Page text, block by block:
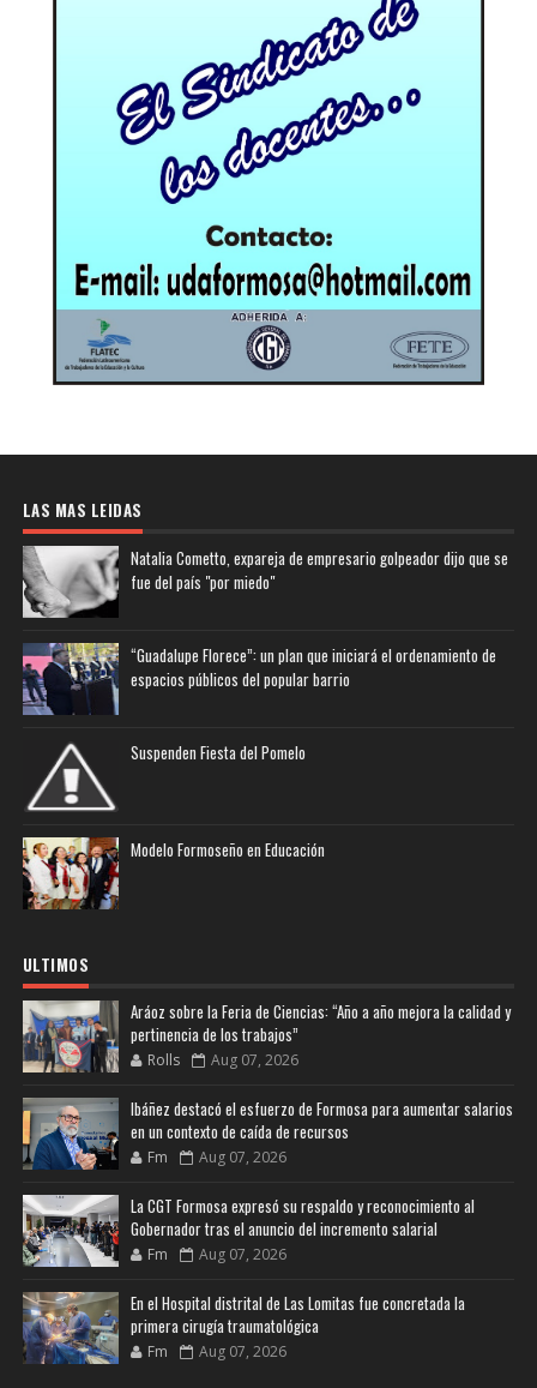
LAS MAS LEIDAS
Natalia Cometto, expareja de empresario golpeador dijo que se
fue del país "por miedo"
“Guadalupe Florece”: un plan que iniciará el ordenamiento de
espacios públicos del popular barrio
Suspenden Fiesta del Pomelo
Modelo Formoseño en Educación
ULTIMOS
Aráoz sobre la Feria de Ciencias: “Año a año mejora la calidad y
pertinencia de los trabajos”
Rolls Aug 07, 2026
Ibáñez destacó el esfuerzo de Formosa para aumentar salarios
en un contexto de caída de recursos
Fm Aug 07, 2026
La CGT Formosa expresó su respaldo y reconocimiento al
Gobernador tras el anuncio del incremento salarial
Fm Aug 07, 2026
En el Hospital distrital de Las Lomitas fue concretada la
primera cirugía traumatológica
Fm Aug 07, 2026